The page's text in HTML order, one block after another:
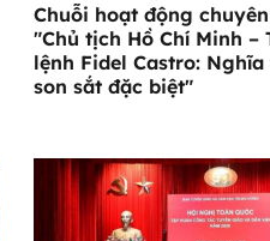
Chuỗi hoạt động
"Chủ tịch Hồ Chí Minh –
lệnh Fidel Castro: Nghĩa
son sắt đặc biệt"